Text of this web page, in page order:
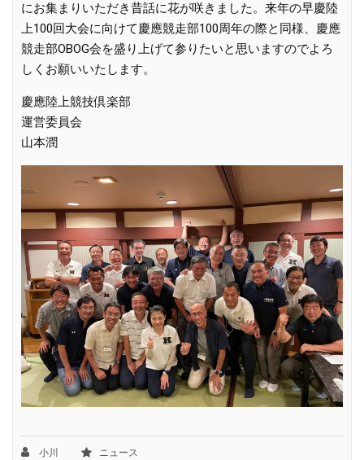
にお集まり いただき昔話に花が咲きました。来年の早慶陸
上100回大会に向けて慶應競走部100周年の際と同様、慶應
競走部OBOG会を盛 り上げて参りたいと思いますのでよろ
しくお願いいたします。
慶應陸上競技倶楽部
運営委員会
山本潤
小川 ニュース